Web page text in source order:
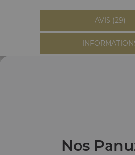
AVIS (29)
Nos